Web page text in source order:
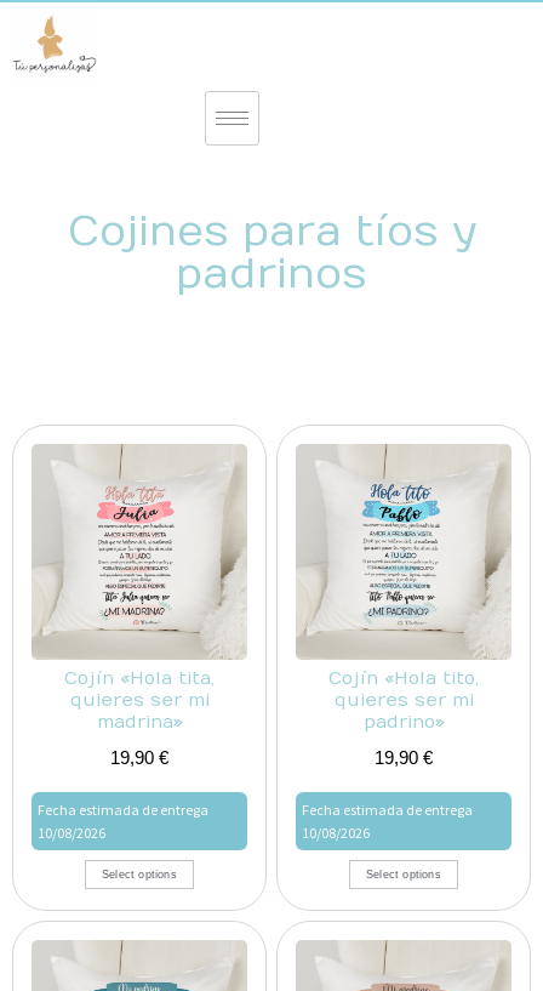
Cojines para tíos y
padrinos
Cojín «Hola tita,
quieres ser mi
madrina»
19,90 €
Fecha estimada de entrega
10/08/2026
Select options
Cojín «Hola tito,
quieres ser mi
padrino»
19,90 €
Fecha estimada de entrega
10/08/2026
Select options